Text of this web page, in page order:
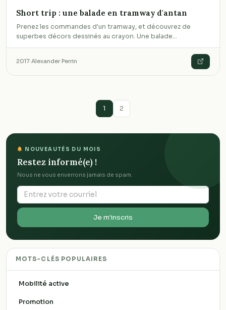
NOUVEAUTÉS DU MOIS
Restez informé(e) !
Nous ne vous enverrons jamais de spam.
Je m'inscris
MOTS-CLÉS POPULAIRES
Mobilité active
Promotion
Short trip : une balade en tramway d'antan
Prenez les commandes d'un tramway, et découvrez de
superbes décors dessinés au crayon. Une balade…
2017·Alexander Perrin
1 2